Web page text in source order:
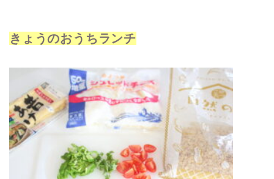
きょうのおうちランチ